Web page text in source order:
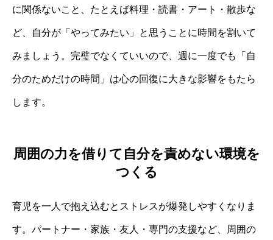
に関係ないこと、たとえば料理・読書・アート・散歩な
ど、自分が「やってみたい」と思うことに時間を割いて
みましょう。完璧でなくていいので、週に一度でも「自
分のためだけの時間」は心の回復に大きな影響をもたら
します。
周囲の力を借りて自分を責めない環境を
つくる
育児を一人で抱え込むとストレスが爆発しやすくなりま
す。パートナー・家族・友人・専門の支援など、周囲の